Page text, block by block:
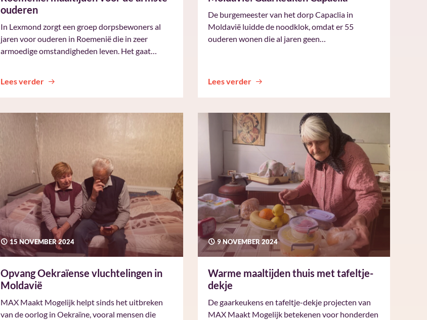
ouderen
In Lexmond zorgt een groep dorpsbewoners al
jaren voor ouderen in Roemenië die in zeer
armoedige omstandigheden leven. Het gaat…
Lees verder
De burgemeester van het dorp Capaclia in
Moldavië luidde de noodklok, omdat er 55
ouderen wonen die al jaren geen…
Lees verder
15 NOVEMBER 2024
Opvang Oekraïense vluchtelingen in
Moldavië
MAX Maakt Mogelijk helpt sinds het uitbreken
van de oorlog in Oekraïne, vooral mensen die
9 NOVEMBER 2024
Warme maaltijden thuis met tafeltje-
dekje
De gaarkeukens en tafeltje-dekje projecten van
MAX Maakt Mogelijk betekenen voor honderden